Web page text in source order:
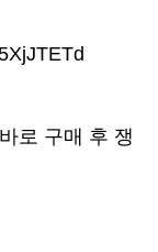
로 구매 후 쟁